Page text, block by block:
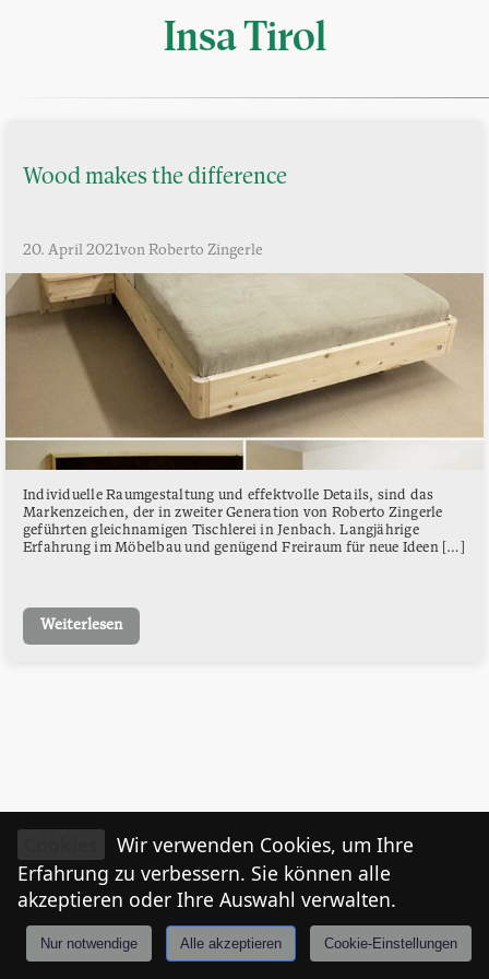
Insa Tirol
Wood makes the difference
20. April 2021von Roberto Zingerle
Individuelle Raumgestaltung und effektvolle Details, sind das
Markenzeichen, der in zweiter Generation von Roberto Zingerle
geführten gleichnamigen Tischlerei in Jenbach. Langjährige
Erfahrung im Möbelbau und genügend Freiraum für neue Ideen […]
Weiterlesen
Anmelden Tiroler
Wir verwenden Cookies, um Ihre
Erfahrung zu verbessern. Sie können alle
akzeptieren oder Ihre Auswahl verwalten.
Nur notwendige Alle akzeptieren Cookie-Einstellungen